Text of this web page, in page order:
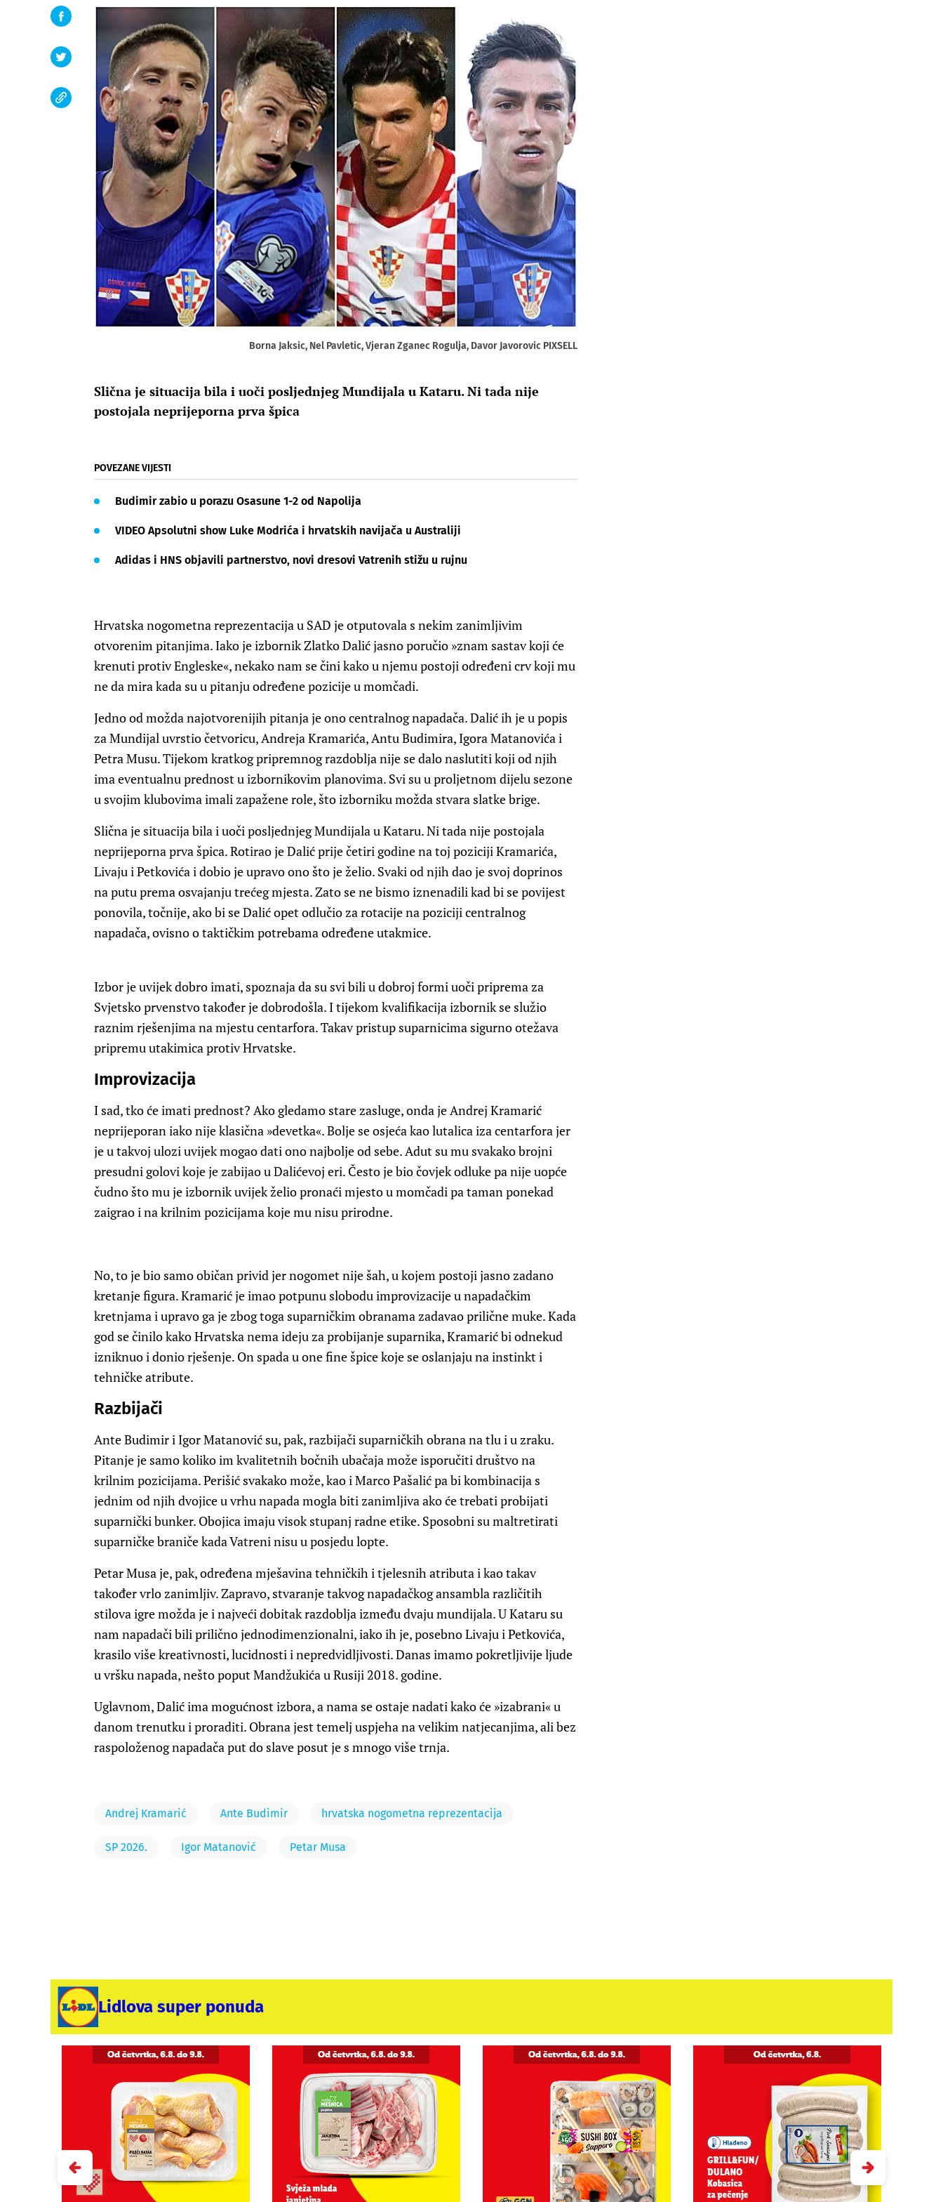
Borna Jaksic, Nel Pavletic, Vjeran Zganec Rogulja, Davor Javorovic PIXSELL
Slična je situacija bila i uoči posljednjeg Mundijala u Kataru. Ni tada nije
postojala neprijeporna prva špica
POVEZANE VIJESTI
Budimir zabio u porazu Osasune 1-2 od Napolija
VIDEO Apsolutni show Luke Modrića i hrvatskih navijača u Australiji
Adidas i HNS objavili partnerstvo, novi dresovi Vatrenih stižu u rujnu
Hrvatska nogometna reprezentacija u SAD je otputovala s nekim zanimljivim
otvorenim pitanjima. Iako je izbornik Zlatko Dalić jasno poručio »znam sastav koji će
krenuti protiv Engleske«, nekako nam se čini kako u njemu postoji određeni crv koji mu
ne da mira kada su u pitanju određene pozicije u momčadi.
Jedno od možda najotvorenijih pitanja je ono centralnog napadača. Dalić ih je u popis
za Mundijal uvrstio četvoricu, Andreja Kramarića, Antu Budimira, Igora Matanovića i
Petra Musu. Tijekom kratkog pripremnog razdoblja nije se dalo naslutiti koji od njih
ima eventualnu prednost u izbornikovim planovima. Svi su u proljetnom dijelu sezone
u svojim klubovima imali zapažene role, što izborniku možda stvara slatke brige.
Slična je situacija bila i uoči posljednjeg Mundijala u Kataru. Ni tada nije postojala
neprijeporna prva špica. Rotirao je Dalić prije četiri godine na toj poziciji Kramarića,
Livaju i Petkovića i dobio je upravo ono što je želio. Svaki od njih dao je svoj doprinos
na putu prema osvajanju trećeg mjesta. Zato se ne bismo iznenadili kad bi se povijest
ponovila, točnije, ako bi se Dalić opet odlučio za rotacije na poziciji centralnog
napadača, ovisno o taktičkim potrebama određene utakmice.
Izbor je uvijek dobro imati, spoznaja da su svi bili u dobroj formi uoči priprema za
Svjetsko prvenstvo također je dobrodošla. I tijekom kvalifikacija izbornik se služio
raznim rješenjima na mjestu centarfora. Takav pristup suparnicima sigurno otežava
pripremu utakimica protiv Hrvatske.
Improvizacija
I sad, tko će imati prednost? Ako gledamo stare zasluge, onda je Andrej Kramarić
neprijeporan iako nije klasična »devetka«. Bolje se osjeća kao lutalica iza centarfora jer
je u takvoj ulozi uvijek mogao dati ono najbolje od sebe. Adut su mu svakako brojni
presudni golovi koje je zabijao u Dalićevoj eri. Često je bio čovjek odluke pa nije uopće
čudno što mu je izbornik uvijek želio pronaći mjesto u momčadi pa taman ponekad
zaigrao i na krilnim pozicijama koje mu nisu prirodne.
No, to je bio samo običan privid jer nogomet nije šah, u kojem postoji jasno zadano
kretanje figura. Kramarić je imao potpunu slobodu improvizacije u napadačkim
kretnjama i upravo ga je zbog toga suparničkim obranama zadavao prilične muke. Kada
god se činilo kako Hrvatska nema ideju za probijanje suparnika, Kramarić bi odnekud
izniknuo i donio rješenje. On spada u one fine špice koje se oslanjaju na instinkt i
tehničke atribute.
Razbijači
Ante Budimir i Igor Matanović su, pak, razbijači suparničkih obrana na tlu i u zraku.
Pitanje je samo koliko im kvalitetnih bočnih ubačaja može isporučiti društvo na
krilnim pozicijama. Perišić svakako može, kao i Marco Pašalić pa bi kombinacija s
jednim od njih dvojice u vrhu napada mogla biti zanimljiva ako će trebati probijati
suparnički bunker. Obojica imaju visok stupanj radne etike. Sposobni su maltretirati
suparničke braniče kada Vatreni nisu u posjedu lopte.
Petar Musa je, pak, određena mješavina tehničkih i tjelesnih atributa i kao takav
također vrlo zanimljiv. Zapravo, stvaranje takvog napadačkog ansambla različitih
stilova igre možda je i najveći dobitak razdoblja između dvaju mundijala. U Kataru su
nam napadači bili prilično jednodimenzionalni, iako ih je, posebno Livaju i Petkovića,
krasilo više kreativnosti, lucidnosti i nepredvidljivosti. Danas imamo pokretljivije ljude
u vršku napada, nešto poput Mandžukića u Rusiji 2018. godine.
Uglavnom, Dalić ima mogućnost izbora, a nama se ostaje nadati kako će »izabrani« u
danom trenutku i proraditi. Obrana jest temelj uspjeha na velikim natjecanjima, ali bez
raspoloženog napadača put do slave posut je s mnogo više trnja.
Andrej Kramarić Ante Budimir hrvatska nogometna reprezentacija
SP 2026. Igor Matanović Petar Musa
Lidlova super ponuda